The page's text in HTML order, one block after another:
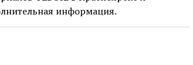
информация.